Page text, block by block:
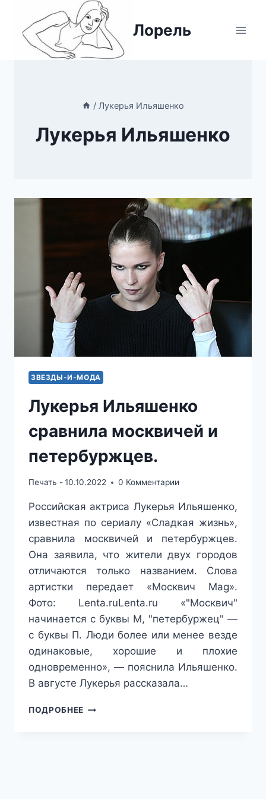
содержимому
Лорель
/ Лукерья Ильяшенко
Лукерья Ильяшенко
ЗВЕЗДЫ-И-МОДА
Лукерья Ильяшенко
сравнила москвичей и
петербуржцев.
Печать -10.10.2022 0 Комментарии
Российская актриса Лукерья Ильяшенко,
известная по сериалу «Сладкая жизнь»,
сравнила москвичей и петербуржцев.
Она заявила, что жители двух городов
отличаются только названием. Слова
артистки передает «Москвич Mag».
Фото: Lenta.ruLenta.ru «"Москвич"
начинается с буквы М, "петербуржец" —
с буквы П. Люди более или менее везде
одинаковые, хорошие и плохие
одновременно», — пояснила Ильяшенко.
В августе Лукерья рассказала…
ПОДРОБНЕЕ ЛУКЕРЬЯ